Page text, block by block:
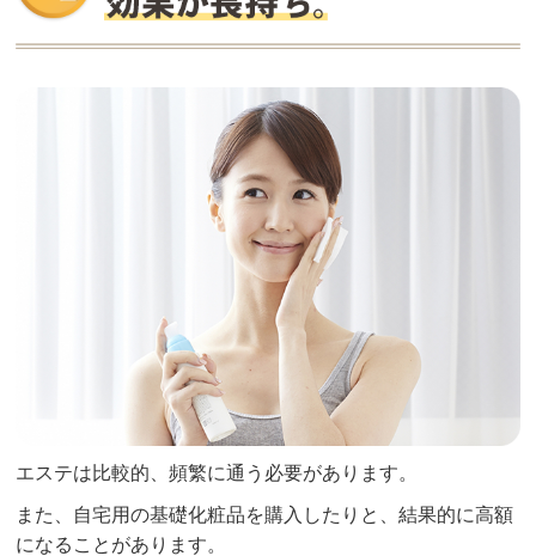
エステは比較的、頻繁に通う必要があります。
また、自宅用の基礎化粧品を購入したりと、結果的に高額
になることがあります。